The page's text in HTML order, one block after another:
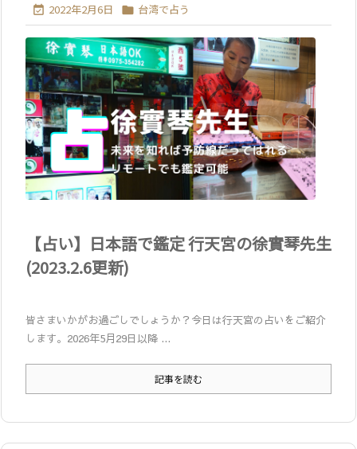
 2022年2月6日  台湾で占う
【占い】日本語で鑑定 行天宮の徐實琴先生
(2023.2.6更新)
皆さまいかがお過ごしでしょうか？今日は行天宮の占いをご紹介
します。2026年5月29日以降 ...
記事を読む